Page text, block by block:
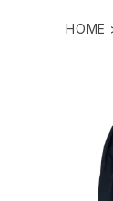
HOME